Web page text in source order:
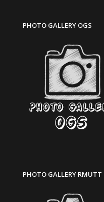
PHOTO GALLERY OGS
PHOTO GALLERY RMUTT